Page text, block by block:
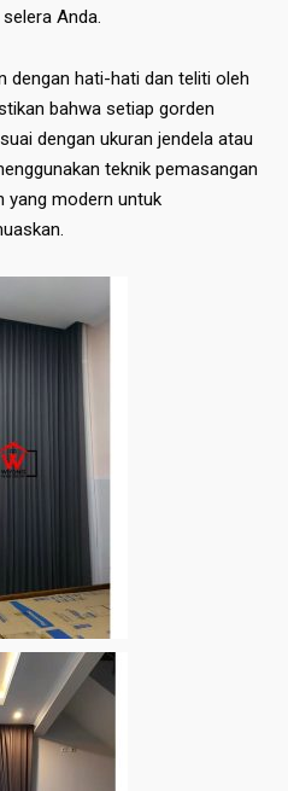
Anda.
dengan hati-hati dan teliti oleh
bahwa setiap gorden
dengan ukuran jendela atau
teknik pemasangan
yang modern untuk